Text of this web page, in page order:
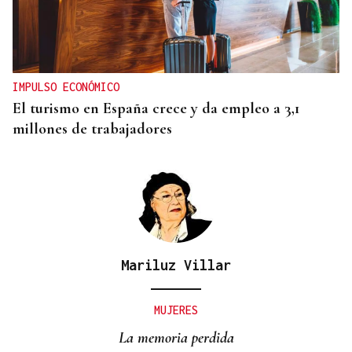
IMPULSO ECONÓMICO
El turismo en España crece y da empleo a 3,1
millones de trabajadores
Mariluz Villar
MUJERES
La memoria perdida